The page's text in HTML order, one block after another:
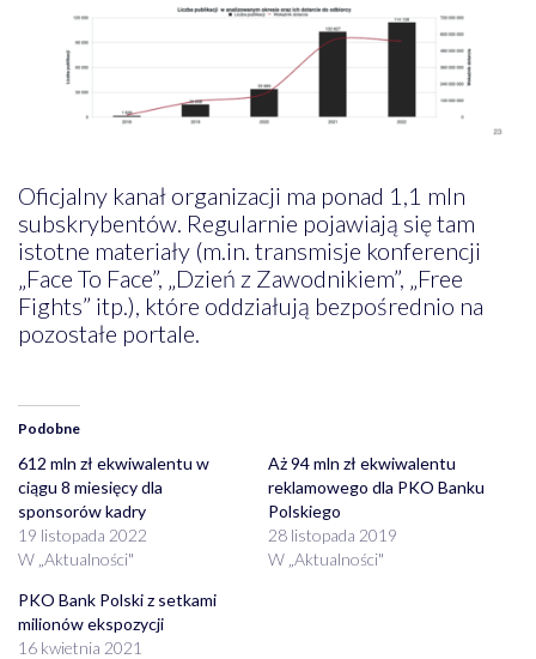
Oficjalny kanał organizacji ma ponad 1,1 mln
subskrybentów. Regularnie pojawiają się tam
istotne materiały (m.in. transmisje konferencji
„Face To Face”, „Dzień z Zawodnikiem”, „Free
Fights” itp.), które oddziałują bezpośrednio na
pozostałe portale.
Podobne
612 mln zł ekwiwalentu w
ciągu 8 miesięcy dla
sponsorów kadry
19 listopada 2022
W „Aktualności"
Aż 94 mln zł ekwiwalentu
reklamowego dla PKO Banku
Polskiego
28 listopada 2019
W „Aktualności"
PKO Bank Polski z setkami
milionów ekspozycji
16 kwietnia 2021